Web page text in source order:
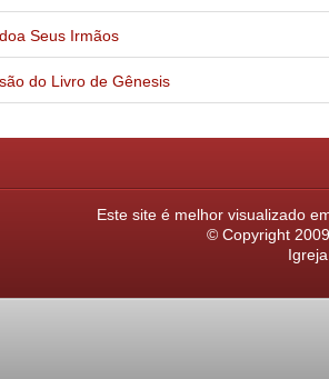
Seus Irmãos
do Livro de Gênesis
Este site é melhor visualizado
© Copyright